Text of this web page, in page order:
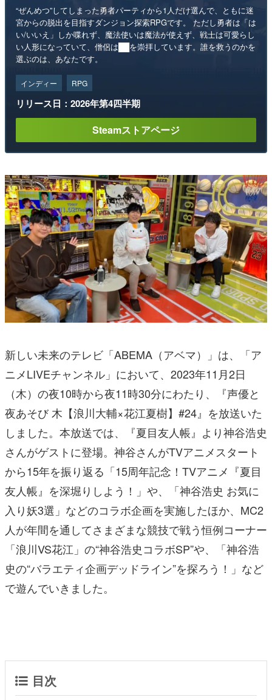
“ぜんめつ”してしまった勇者パーティから1人だけ選んで、ともに迷
宮からの脱出を目指すダンジョン探索RPGです。 ただし勇者は「は
い/いいえ」しか喋れず、魔法使いは魔法が使えず、戦士は可愛らし
い人形になっていて、僧侶は██を崇拝しています。誰を救うのかを
選ぶのは、あなたです。
インディー RPG
リリース日：2026年第4四半期
Steamストアページ
新しい未来のテレビ「ABEMA（アベマ）」は、「ア
ニメLIVEチャンネル」において、2023年11月2日
（木）の夜10時から夜11時30分にわたり、『声優と
夜あそび 木【浪川大輔×花江夏樹】#24』を放送いた
しました。本放送では、『夏目友人帳』より神谷浩史
さんがゲストに登場。神谷さんがTVアニメスタート
から15年を振り返る「15周年記念！TVアニメ『夏目
友人帳』を深堀りしよう！」や、「神谷浩史 お気に
入り妖3選」などのコラボ企画を実施したほか、MC2
人が年間を通してさまざまな競技で戦う恒例コーナー
「浪川VS花江」の“神谷浩史コラボSP”や、「神谷浩
史の“バラエティ企画デッドライン”を探ろう！」など
で遊んでいきました。
目次